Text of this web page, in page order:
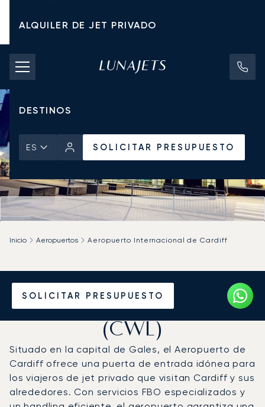
ALQUILER DE JET PRIVADO
TARIFAS DE CHÁRTER
JETS PRIVADOS
DESTINOS
ES SOLICITAR PRESUPUESTO
SOLICITAR PRESUPUESTO
Inicio Aeropuertos Aeropuerto Internacional de Cardiff
Vuele en Jet Privado al
Aeropuerto de Cardiff
(CWL)
Situado en la capital de Gales, el Aeropuerto de
Cardiff ofrece una puerta de entrada idónea para
los viajeros de jet privado que visitan Cardiff y sus
alrededores. Con servicios FBO especializados y